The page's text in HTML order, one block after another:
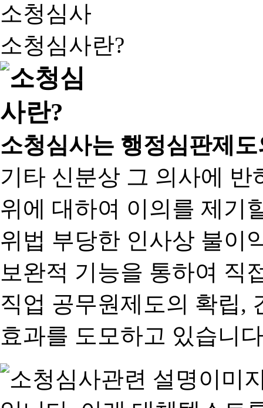
소청심사
소청심사란?
소청심사는 행정심판제
기타 신분상 그 의사에
위에 대하여 이의를 제기
위법 부당한 인사상 불이
보완적 기능을 통하여 직
직업 공무원제도의 확립,
효과를 도모하고 있습니